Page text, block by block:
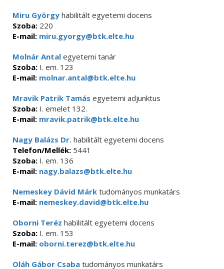
Miru György habilitált egyetemi docens
Szoba: 220
E-mail: miru.gyorgy@btk.elte.hu
Molnár Antal egyetemi tanár
Szoba: I. em. 123
E-mail: molnar.antal@btk.elte.hu
Mravik Patrik Tamás egyetemi adjunktus
Szoba: I. emelet 132.
E-mail: mravik.patrik@btk.elte.hu
Nagy Balázs Dr. habilitált egyetemi docens
Telefon/Mellék: 5441
Szoba: I. em. 136
E-mail: nagy.balazs@btk.elte.hu
Nemeskey Dávid Márk tudományos munkatárs
E-mail: nemeskey.david@btk.elte.hu
Oborni Teréz habilitált egyetemi docens
Szoba: I. em. 153
E-mail: oborni.terez@btk.elte.hu
Oláh Gábor Csaba tudományos munkatárs